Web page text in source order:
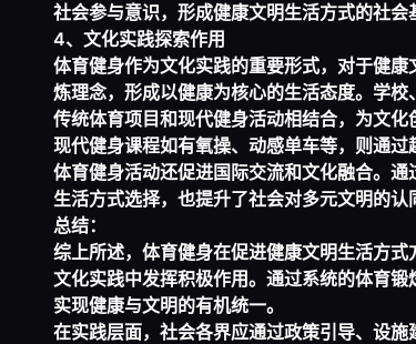
社会参与意识，形成健康文明生活方式的社会
4、文化实践探索作用
体育健身作为文化实践的重要形式，对于健
炼理念，形成以健康为核心的生活态度。学
传统体育项目和现代健身活动相结合，为文
现代健身课程如有氧操、动感单车等，则通
体育健身活动还促进国际交流和文化融合。
生活方式选择，也提升了社会对多元文明的认
总结：
综上所述，体育健身在促进健康文明生活方
文化实践中发挥积极作用。通过系统的体育
实现健康与文明的有机统一。
在实践层面，社会各界应通过政策引导、设